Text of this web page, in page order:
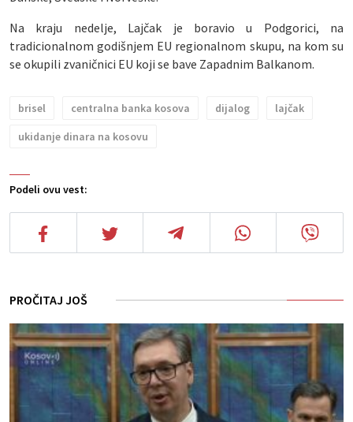
Podeli ovu vest:
Na kraju nedelje, Lajčak je boravio u Podgorici, na
tradicionalnom godišnjem EU regionalnom skupu, na kom su
se okupili zvaničnici EU koji se bave Zapadnim Balkanom.
brisel centralna banka kosova dijalog
lajčak
ukidanje dinara na kosovu
PROČITAJ JOŠ